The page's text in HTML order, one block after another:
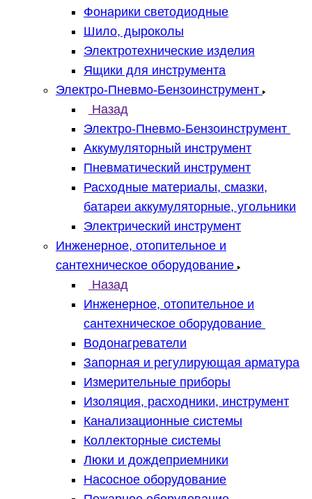
Фонарики светодиодные
Шило, дыроколы
Электротехнические изделия
Ящики для инструмента
Электро-Пневмо-Бензоинструмент
Назад
Электро-Пневмо-Бензоинструмент
Аккумуляторный инструмент
Пневматический инструмент
Расходные материалы, смазки,
батареи аккумуляторные, угольники
Электрический инструмент
Инженерное, отопительное и
сантехническое оборудование
Назад
Инженерное, отопительное и
сантехническое оборудование
Водонагреватели
Запорная и регулирующая арматура
Измерительные приборы
Изоляция, расходники, инструмент
Канализационные системы
Коллекторные системы
Люки и дождеприемники
Насосное оборудование